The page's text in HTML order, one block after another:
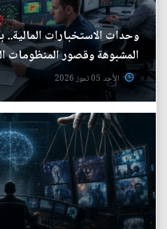
وحدات الاستخبارات
المشبوهة وقصور المنظومات
الأحد 05 تموز 2026